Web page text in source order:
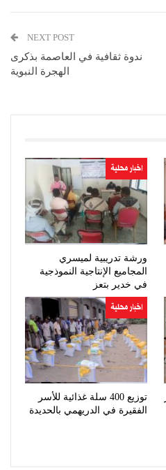
NEXT POST
ندوة ثقافية في العاصمة بذكرى
الهجرة النبوية
اخبار محلية
ورشة تدريبية لميسري
المجاميع الإنتاجية النموذجية
في خدير بتعز
اخبار محلية
توزيع 400 سلة غذائية للأسر
الفقيرة في الدريهمي بالحديدة